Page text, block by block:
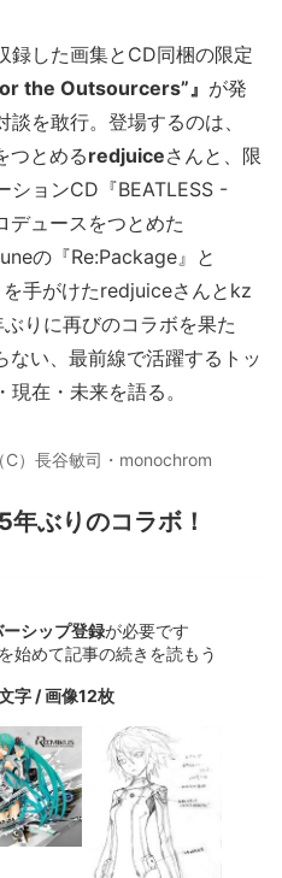
録した画集とCD同梱の限定
the Outsourcers”』 が発
を敢行。登場するのは、
つとめるredjuiceさんと、限
ションCD『BEATLESS -
ュースをつとめた
の『Re:Package』と
を手がけたredjuiceさんとkz
りに再びのコラボを果た
ない、最前線で活躍するトッ
在・未来を語る。
C）長谷敏司・monochrom
ぶりのコラボ！
ーシップ登録が必要です
を始めて記事の続きを読もう
字 / 画像12枚